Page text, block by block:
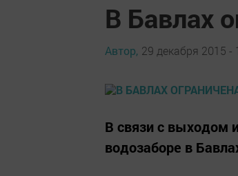
В Бавлах
Автор, 29 декабря 2015 -
В связи с выходом
водозаборе в